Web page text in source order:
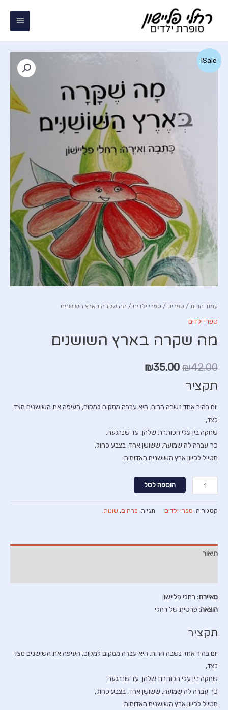
תפריט
Sale!
עמוד הבית / ספרים / ספרי ילדים / מה שקרה בארץ השושנים
ספרי ילדים
מה שקרה בארץ השושנים
₪42.00
₪35.00
תקציר
יום בהיר אחד נשבה הרוח. היא עברה ממקום למקום, העיפה את השושנים מצד
לצד,
שחקה בין עלי הכותרת שלהן, עד שנרגעה.
כך עברה לה שמועה, ששושן אחד, בצבע כחול,
מטייל לכיוון ארץ השושנים האדומות.
כמות
של
מה
השושנים
הוספה לסל
קטגוריה: ספרי ילדים תגיות: פרחים, שונות.
תיאור
מאיירת: רחלי פליישון
הוצאה: פרטית של רחלי
תקציר
יום בהיר אחד נשבה הרוח. היא עברה ממקום למקום, העיפה את השושנים מצד
לצד,
שחקה בין עלי הכותרת שלהן, עד שנרגעה.
כך עברה לה שמועה, ששושן אחד, בצבע כחול,
מטייל לכיוון ארץ השושנים האדומות.